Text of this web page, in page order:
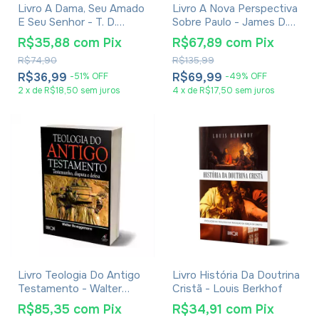
Livro A Dama, Seu Amado
E Seu Senhor - T. D.
Jakes
R$36,99 -51% OFF
R$74,90
R$35,88 com Pix
2 x de R$18,50 sem juros
Livro A Nova Perspectiva
Sobre Paulo - James D.G.
Dunn
R$69,99 -49% OFF
R$135,99
R$67,89 com Pix
4 x de R$17,50 sem juros
Livro Teologia Do Antigo
Testamento - Walter
Brueggemann
R$85,35 com Pix
Livro História Da Doutrina
Cristã - Louis Berkhof
R$34,91 com Pix